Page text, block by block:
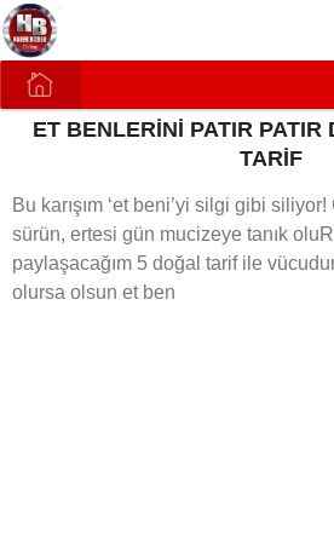
ET BENLERİNİ PATIR PATIR
TARİF
Bu karışım ‘et beni’yi silgi gibi
sürün, ertesi gün mucizeye tanık
paylaşacağım 5 doğal tarif ile
olursa olsun et ben